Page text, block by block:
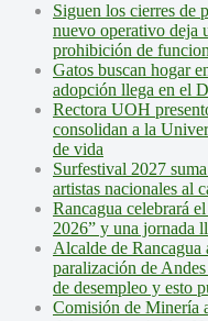
Siguen los cierres de
nuevo operativo deja
prohibición de
Gatos buscan hogar
adopción llega en el
Rectora UOH
consolidan a la
de vida
Surfestival 2027
artistas nacionales al
Rancagua celebrará
2026” y una jornada
Alcalde de Rancagua
paralización de
de desempleo y esto
Comisión de Minería